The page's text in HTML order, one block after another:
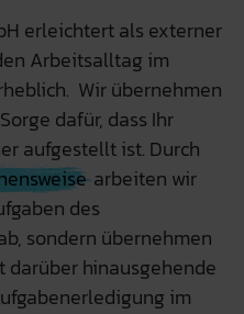
erleichtert als externer
Arbeitsalltag im
Wir übernehmen
dafür, dass Ihr
aufgestellt ist. Durch
arbeiten wir
des
sondern übernehmen
darüber hinausgehende
im